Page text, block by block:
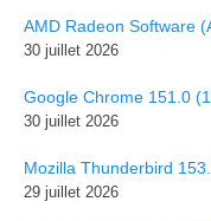
AMD Radeon Software
30 juillet 2026
Google Chrome 151.0
30 juillet 2026
Mozilla Thunderbird
29 juillet 2026